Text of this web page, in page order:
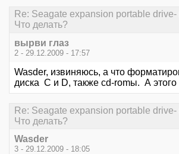
Re: Seagate expansion portable drive-
Что делать?
вырви глаз
2 - 29.12.2009 - 17:57
Wasder, извиняюсь, а что
диска C и D, также cd-romы. А этого
Re: Seagate expansion portable drive-
Что делать?
Wasder
3 - 29.12.2009 - 18:05